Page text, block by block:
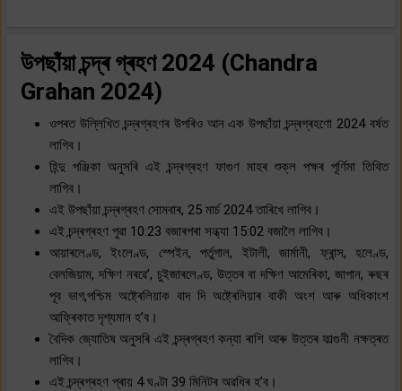
উপছাঁয়া চন্দ্ৰ গ্ৰহণ 2024 (Chandra
Grahan 2024)
ওপৰত উল্লিখিত চন্দ্ৰগ্ৰহণৰ উপৰিও আন এক উপছাঁয়া চন্দ্ৰগ্ৰহণো 2024 বৰ্ষত
লাগিব।
হিন্দু পঞ্জিকা অনুসৰি এই চন্দ্ৰগ্ৰহণ ফাগুণ মাহৰ শুক্ল পক্ষৰ পূৰ্ণিমা তিথিত
লাগিব।
এই উপছাঁয়া চন্দ্ৰগ্ৰহণ সোমবাৰ, 25 মাৰ্চ 2024 তাৰিখে লাগিব।
এই চন্দ্ৰগ্ৰহণ পুৱা 10:23 বজাৰপৰা সন্ধ্যা 15:02 বজালৈ লাগিব।
আয়াৰলেণ্ড, ইংলেণ্ড, স্পেইন, পৰ্তুগাল, ইটালী, জাৰ্মানী, ফ্ৰান্স, হলেণ্ড,
বেলজিয়াম, দক্ষিণ নৰৱে’, চুইজাৰলেণ্ড, উত্তৰ বা দক্ষিণ আমেৰিকা, জাপান, ৰুছৰ
পূব ভাগ,পশ্চিম অষ্ট্ৰেলিয়াক বাদ দি অষ্ট্ৰেলিয়াৰ বাকী অংশ আৰু অধিকাংশ
আফ্ৰিকাত দৃশ্যমান হ’ব।
বৈদিক জ্যোতিষ অনুসৰি এই চন্দ্ৰগ্ৰহণ কন্যা ৰাশি আৰু উত্তৰ ফাল্গুনী নক্ষত্ৰত
লাগিব।
এই চন্দ্ৰগ্ৰহণ প্ৰায় 4 ঘণ্টা 39 মিনিটৰ অৱধিৰ হ’ব।